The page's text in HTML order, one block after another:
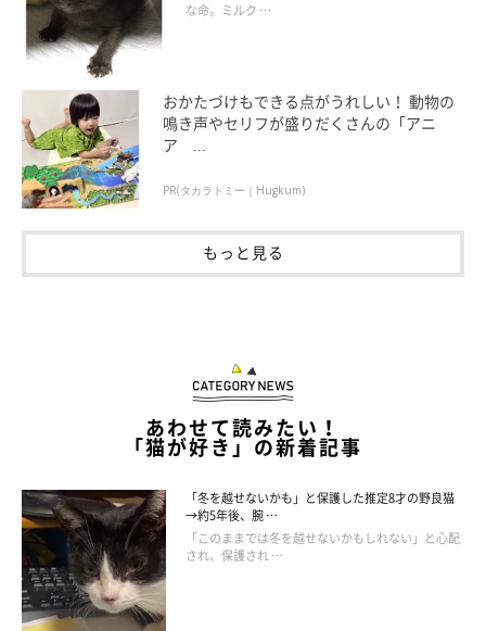
View this post on Instagram
麗シリーズ #ゆうとろ三男坊 . アメブロ更新しました。 ス
トーリーまたはハイライトから。 良かったら読んで下さい
柴犬ゆうと猫のとろ（ゆうとろ）🇯🇵 さん(@yuandtoro)がシェアした投稿 -
どんなに足先を触られても嫌がることなく、とってもお利口さん
なとろくんなのでした♪
な命。ミルク …
おかたづけもできる点がうれしい！ 動物の
鳴き声やセリフが盛りだくさんの「アニ
ア ...
PR(タカラトミー｜Hugkum)
もっと見る
あわせて読みたい！
「猫が好き」の新着記事
「冬を越せないかも」と保護した推定8才の野良猫
→約5年後、腕 …
「このままでは冬を越せないかもしれない」と心配
され、保護され …